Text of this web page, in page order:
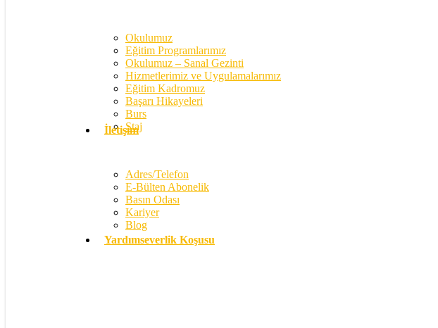
Okulumuz
Eğitim Programlarımız
Okulumuz – Sanal Gezinti
Hizmetlerimiz ve Uygulamalarımız
Eğitim Kadromuz
Başarı Hikayeleri
Burs
Staj
İletişim
Adres/Telefon
E-Bülten Abonelik
Basın Odası
Kariyer
Blog
Yardımseverlik Koşusu